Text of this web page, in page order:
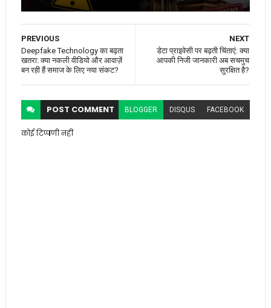
NEXT
डेटा प्राइवेसी पर बढ़ती चिंताएं: क्या
आपकी निजी जानकारी अब सचमुच
सुरक्षित है?
PREVIOUS
Deepfake Technology का बढ़ता
खतरा: क्या नकली वीडियो और आवाज़ें
बन रही हैं समाज के लिए नया संकट?
POST COMMENT BLOGGER DISQUS FACEBOOK
कोई टिप्पणी नहीं